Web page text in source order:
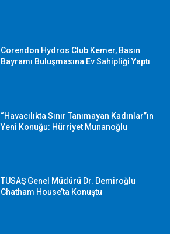
Corendon Hydros Club Kemer, Basın
Bayramı Buluşmasına Ev Sahipliği Yaptı
“Havacılıkta Sınır Tanımayan Kadınlar”ın
Yeni Konuğu: Hürriyet Munanoğlu
TUSAŞ Genel Müdürü Dr. Demiroğlu
Chatham House’ta Konuştu